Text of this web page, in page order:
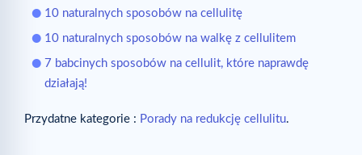
10 naturalnych sposobów na cellulitę
10 naturalnych sposobów na walkę z cellulitem
7 babcinych sposobów na cellulit, które naprawdę
działają!
Przydatne kategorie : Porady na redukcję cellulitu.